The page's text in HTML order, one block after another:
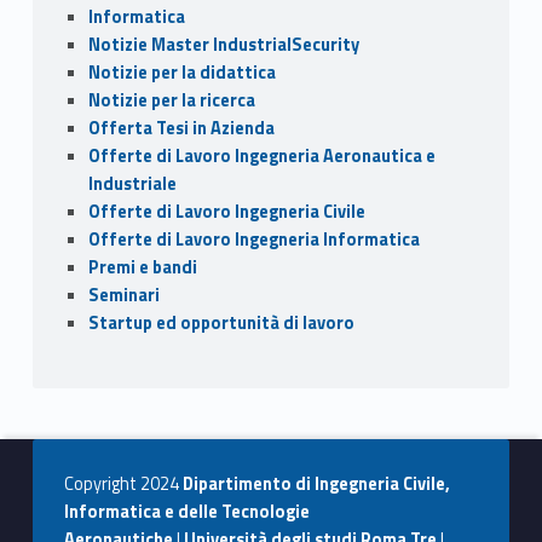
Informatica
Notizie Master IndustrialSecurity
Notizie per la didattica
Notizie per la ricerca
Offerta Tesi in Azienda
Offerte di Lavoro Ingegneria Aeronautica e
Industriale
Offerte di Lavoro Ingegneria Civile
Offerte di Lavoro Ingegneria Informatica
Premi e bandi
Seminari
Startup ed opportunità di lavoro
Copyright 2024Dipartimento di Ingegneria Civile,
Informatica e delle Tecnologie